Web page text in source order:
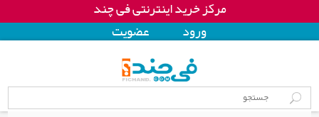
مرکز خرید اینترنتی فی چند
ورود
عضويت